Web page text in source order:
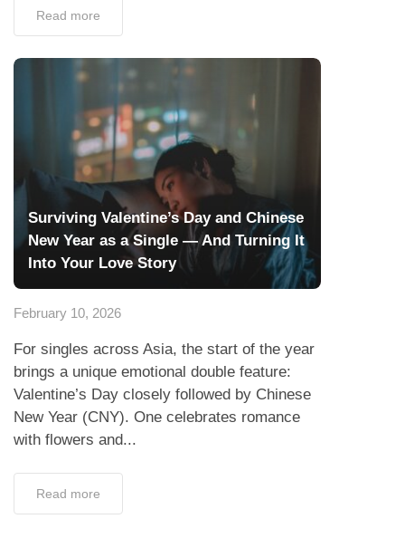
Read more
Surviving Valentine’s Day and Chinese
New Year as a Single — And Turning It
Into Your Love Story
February 10, 2026
For singles across Asia, the start of the year
brings a unique emotional double feature:
Valentine’s Day closely followed by Chinese
New Year (CNY). One celebrates romance
with flowers and...
Read more